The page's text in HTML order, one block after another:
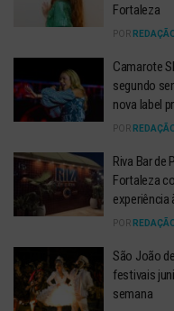
Fortaleza
POR
Camarote
segundo
nova label
POR
Riva Bar de
Fortaleza
experiência
POR
São João
festivais
semana